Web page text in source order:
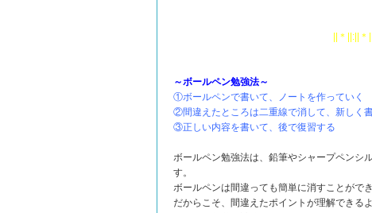
||＊||:||
～ボールペン勉強法～
①ボールペンで書いて、ノートを作っていく
②間違えたところは二重線で消して、新しく
③正しい内容を書いて、後で復習する
ボールペン勉強法は、鉛筆やシャープペンシ
す。
ボールペンは間違っても簡単に消すことができ
だからこそ、間違えたポイントが理解できる